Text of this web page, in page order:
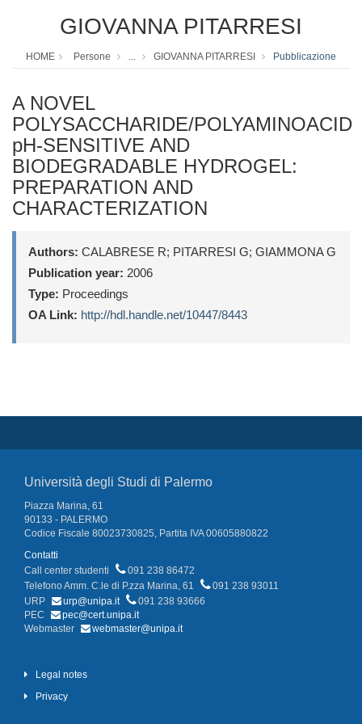
GIOVANNA PITARRESI
HOME Persone ... GIOVANNA PITARRESI Pubblicazione
A NOVEL
POLYSACCHARIDE/POLYAMINOACID
pH-SENSITIVE AND
BIODEGRADABLE HYDROGEL:
PREPARATION AND
CHARACTERIZATION
Authors: CALABRESE R; PITARRESI G; GIAMMONA G
Publication year: 2006
Type: Proceedings
OA Link: http://hdl.handle.net/10447/8443
Università degli Studi di Palermo
Piazza Marina, 61
90133 - PALERMO
Codice Fiscale 80023730825, Partita IVA 00605880822
Contatti
Call center studenti
091 238 86472
Telefono Amm. C.le di P.zza Marina, 61
091 238 93011
URP
urp@unipa.it
091 238 93666
PEC
pec@cert.unipa.it
Webmaster
webmaster@unipa.it
Legal notes
Privacy